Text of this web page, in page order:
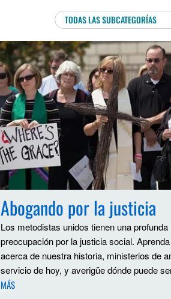
TODAS LAS SUBCATEGORÍAS
Abogando por la justicia
Los metodistas unidos tienen una profunda
preocupación por la justicia social.
acerca de nuestra historia, ministerios de
servicio de hoy, y averigüe dónde puede
MÁS